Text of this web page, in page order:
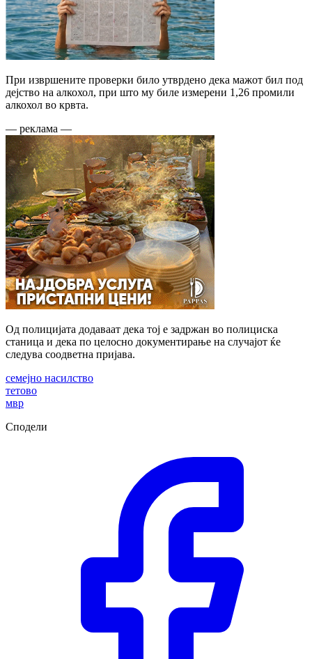
При извршените проверки било утврдено дека мажот бил под
дејство на алкохол, при што му биле измерени 1,26 промили
алкохол во крвта.
— реклама —
Од полицијата додаваат дека тој е задржан во полициска
станица и дека по целосно документирање на случајот ќе
следува соодветна пријава.
семејно насилство
тетово
мвр
Сподели